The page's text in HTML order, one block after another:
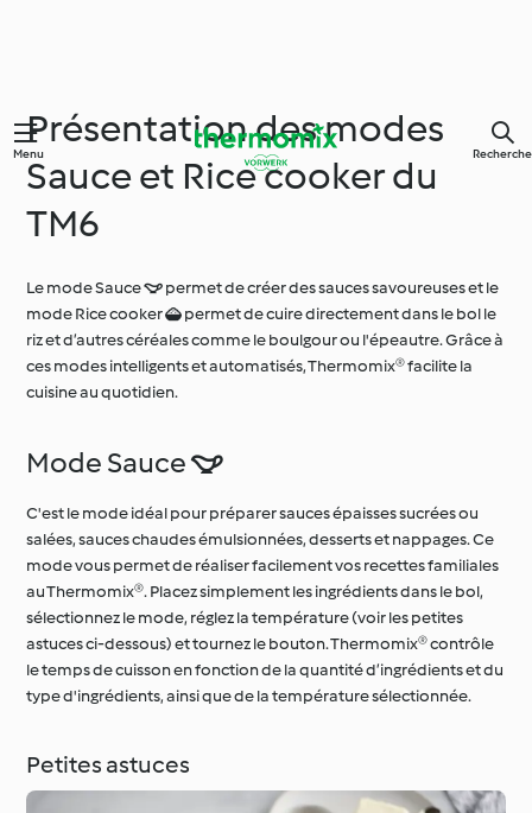
Menu Recherche
Présentation des modes
Sauce et Rice cooker du
TM6
Le mode Sauce  permet de créer des sauces savoureuses et le
mode Rice cooker  permet de cuire directement dans le bol le
riz et d’autres céréales comme le boulgour ou l'épeautre. Grâce à
ces modes intelligents et automatisés, Thermomix® facilite la
cuisine au quotidien.
Mode Sauce 
C'est le mode idéal pour préparer sauces épaisses sucrées ou
salées, sauces chaudes émulsionnées, desserts et nappages. Ce
mode vous permet de réaliser facilement vos recettes familiales
au Thermomix®. Placez simplement les ingrédients dans le bol,
sélectionnez le mode, réglez la température (voir les petites
astuces ci-dessous) et tournez le bouton. Thermomix® contrôle
le temps de cuisson en fonction de la quantité d’ingrédients et du
type d'ingrédients, ainsi que de la température sélectionnée.
Petites astuces